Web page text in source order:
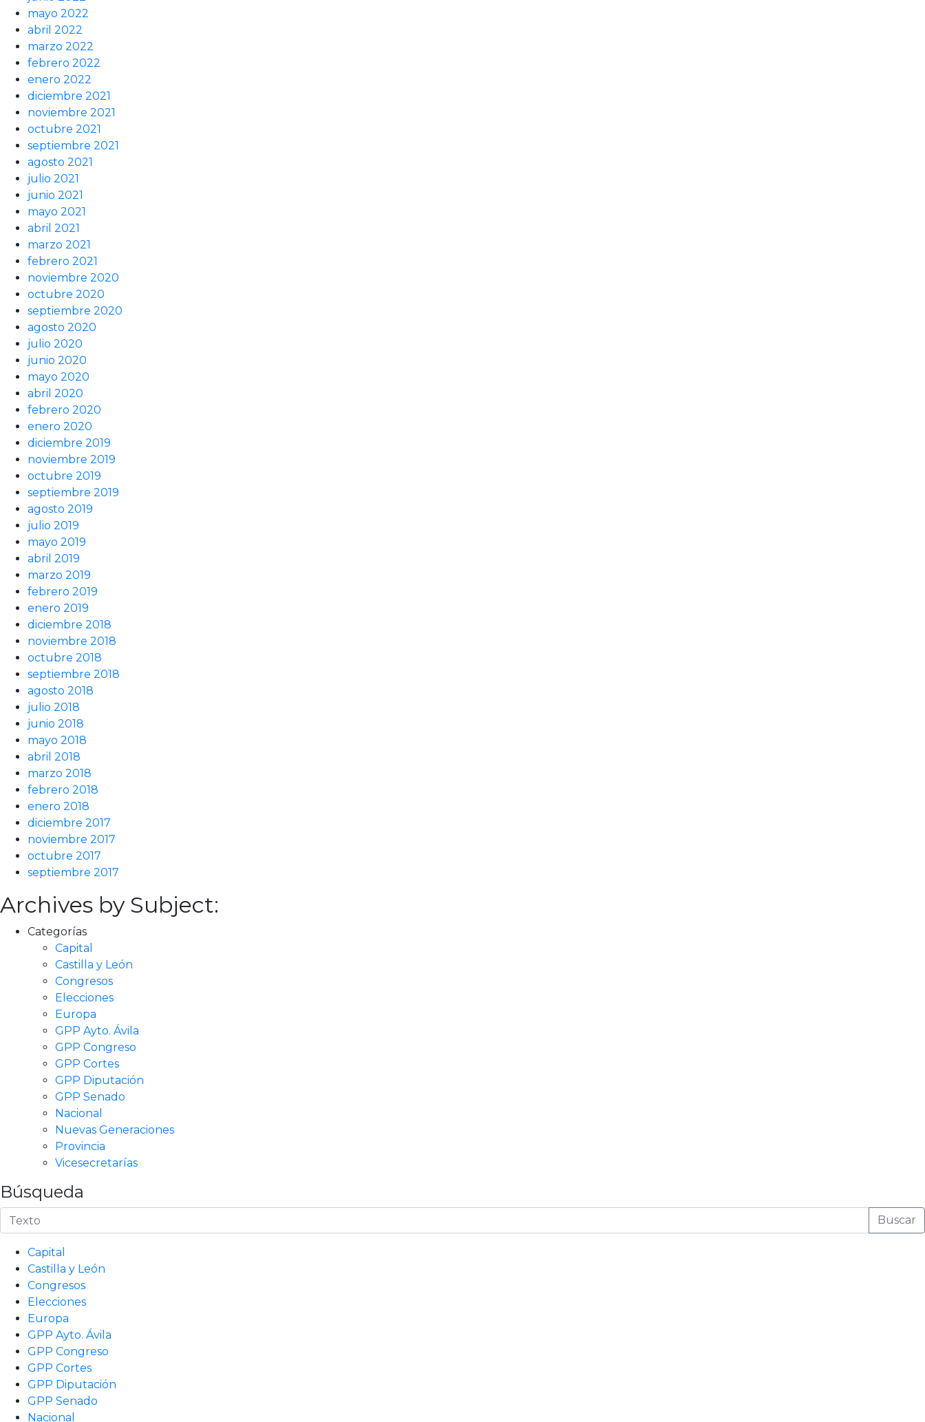
mayo 2022
abril 2022
marzo 2022
febrero 2022
enero 2022
diciembre 2021
noviembre 2021
octubre 2021
septiembre 2021
agosto 2021
julio 2021
junio 2021
mayo 2021
abril 2021
marzo 2021
febrero 2021
noviembre 2020
octubre 2020
septiembre 2020
agosto 2020
julio 2020
junio 2020
mayo 2020
abril 2020
febrero 2020
enero 2020
diciembre 2019
noviembre 2019
octubre 2019
septiembre 2019
agosto 2019
julio 2019
mayo 2019
abril 2019
marzo 2019
febrero 2019
enero 2019
diciembre 2018
noviembre 2018
octubre 2018
septiembre 2018
agosto 2018
julio 2018
junio 2018
mayo 2018
abril 2018
marzo 2018
febrero 2018
enero 2018
diciembre 2017
noviembre 2017
octubre 2017
septiembre 2017
Archives by Subject:
Categorías
Capital
Castilla y León
Congresos
Elecciones
Europa
GPP Ayto. Ávila
GPP Congreso
GPP Cortes
GPP Diputación
GPP Senado
Nacional
Nuevas Generaciones
Provincia
Vicesecretarías
Búsqueda
Buscar
Capital
Castilla y León
Congresos
Elecciones
Europa
GPP Ayto. Ávila
GPP Congreso
GPP Cortes
GPP Diputación
GPP Senado
Nacional